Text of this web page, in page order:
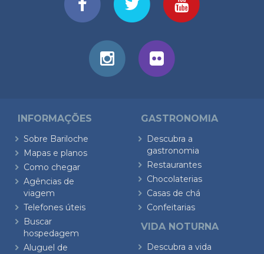
INFORMAÇÕES
Sobre Bariloche
Mapas e planos
Como chegar
Agências de
viagem
Telefones úteis
Buscar
hospedagem
Aluguel de
GASTRONOMIA
Descubra a
gastronomia
Restaurantes
Chocolaterias
Casas de chá
Confeitarias
VIDA NOTURNA
Descubra a vida